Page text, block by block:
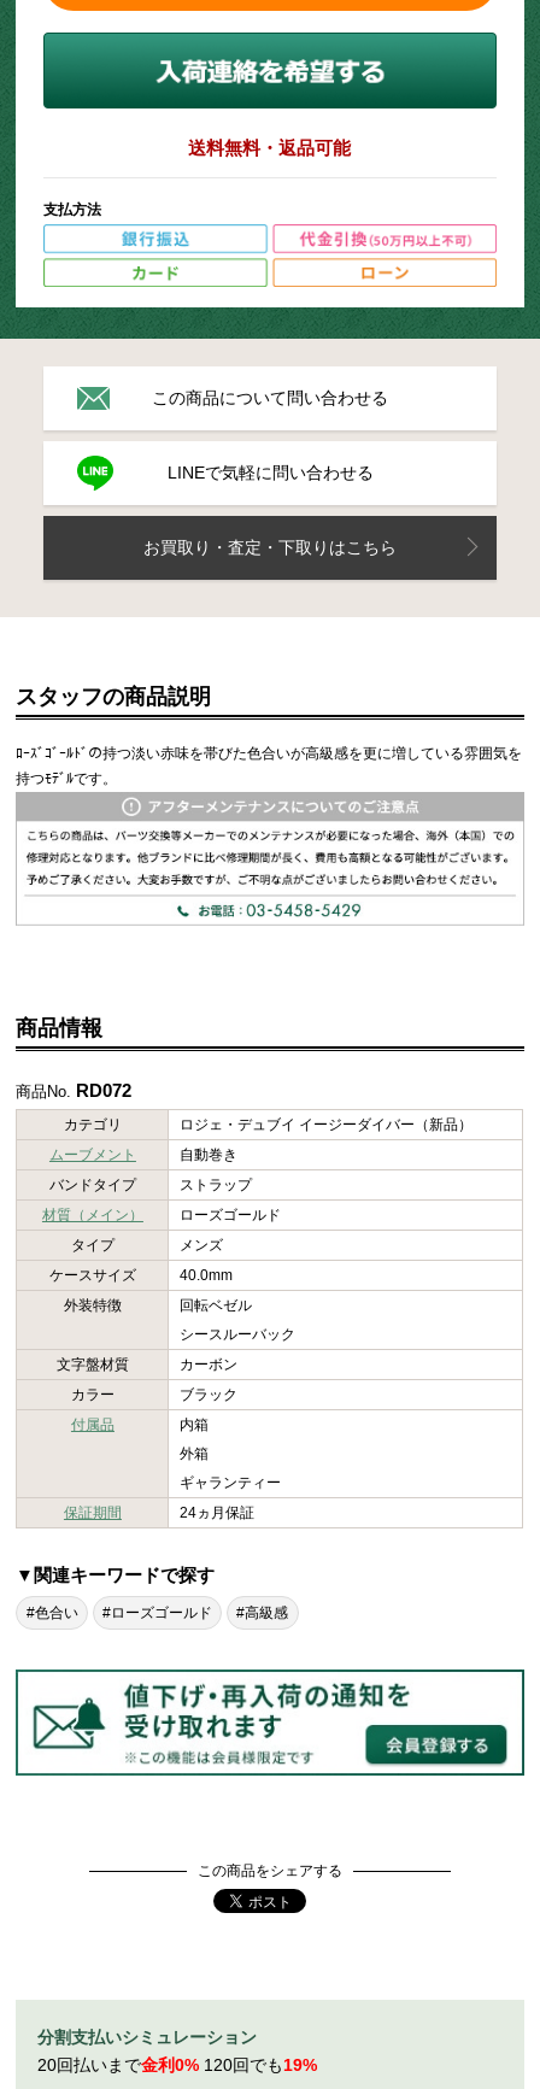
送料無料・返品可能
支払方法
この商品について問い合わせる
LINEで気軽に問い合わせる
お買取り・査定・下取りはこちら
スタッフの商品説明
ﾛｰｽﾞｺﾞｰﾙﾄﾞの持つ淡い赤味を帯びた色合いが高級感を更に増している雰囲気を
持つﾓﾃﾞﾙです。
商品情報
商品No. RD072
カテゴリ
ロジェ・デュブイ イージーダイバー（新品）
ムーブメント
自動巻き
バンドタイプ
ストラップ
材質（メイン）
ローズゴールド
タイプ
メンズ
ケースサイズ
40.0mm
外装特徴
回転ベゼル
シースルーバック
文字盤材質
カーボン
カラー
ブラック
付属品
内箱
外箱
ギャランティー
保証期間
24ヵ月保証
▼関連キーワードで探す
#色合い #ローズゴールド #高級感
この商品をシェアする
分割支払いシミュレーション
20回払いまで金利0% 120回でも19%